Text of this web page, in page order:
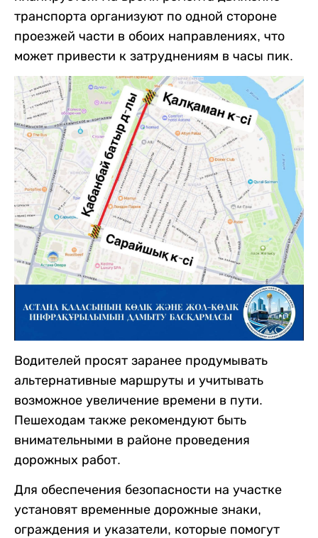
транспорта организуют по одной стороне
проезжей части в обоих направлениях, что
может привести к затруднениям в часы пик.
Водителей просят заранее продумывать
альтернативные маршруты и учитывать
возможное увеличение времени в пути.
Пешеходам также рекомендуют быть
внимательными в районе проведения
дорожных работ.
Для обеспечения безопасности на участке
установят временные дорожные знаки,
ограждения и указатели, которые помогут